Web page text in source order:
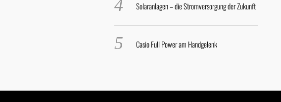
Solaranlagen – die Stromversorgung der Zukunft
Casio Full Power am Handgelenk